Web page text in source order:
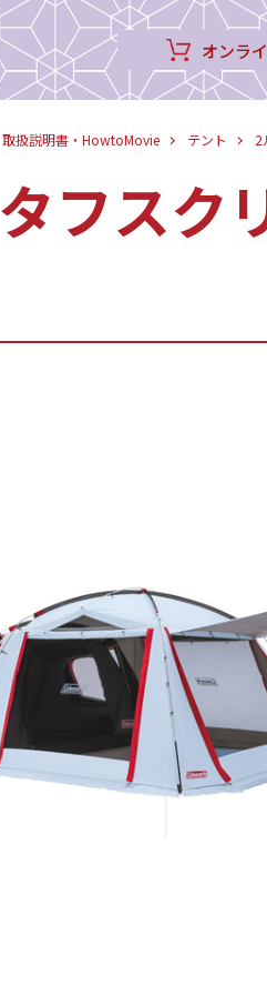
オンラ
取扱説明書・HowtoMovie テント 2
タフスク